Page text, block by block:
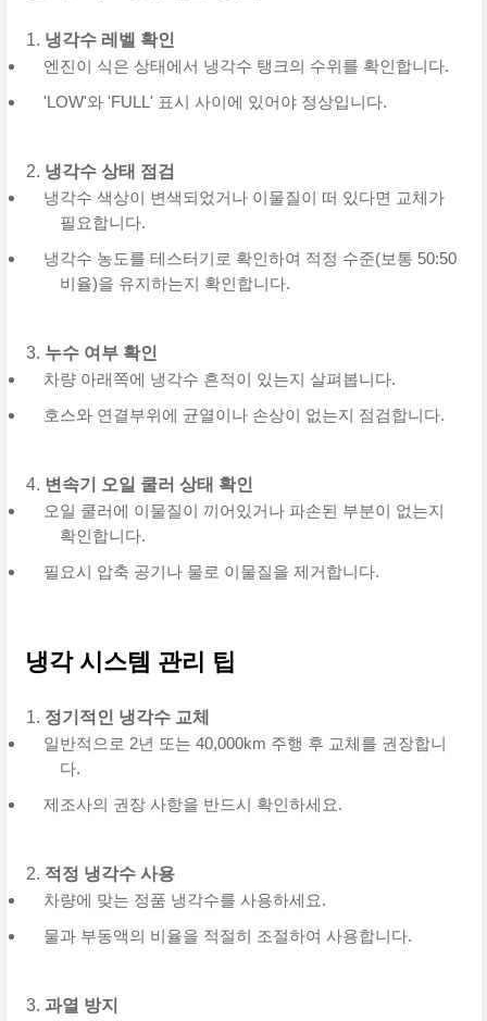
냉각수 레벨 확인
엔진이 식은 상태에서 냉각수 탱크의 수위를 확인합니다.
'LOW'와 'FULL' 표시 사이에 있어야 정상입니다.
냉각수 상태 점검
냉각수 색상이 변색되었거나 이물질이 떠 있다면 교체가
필요합니다.
냉각수 농도를 테스터기로 확인하여 적정 수준(보통 50:50
비율)을 유지하는지 확인합니다.
누수 여부 확인
차량 아래쪽에 냉각수 흔적이 있는지 살펴봅니다.
호스와 연결부위에 균열이나 손상이 없는지 점검합니다.
변속기 오일 쿨러 상태 확인
오일 쿨러에 이물질이 끼어있거나 파손된 부분이 없는지
확인합니다.
필요시 압축 공기나 물로 이물질을 제거합니다.
냉각 시스템 관리 팁
정기적인 냉각수 교체
일반적으로 2년 또는 40,000km 주행 후 교체를 권장합니
다.
제조사의 권장 사항을 반드시 확인하세요.
적정 냉각수 사용
차량에 맞는 정품 냉각수를 사용하세요.
물과 부동액의 비율을 적절히 조절하여 사용합니다.
과열 방지